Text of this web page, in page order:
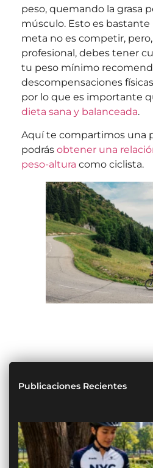
peso, quemando la grasa
músculo. Esto es
meta no es competir,
profesional, debes tener
tu peso mínimo
descompensaciones
por lo que es importante
dieta sana y balanceada.
Aquí te compartimos una
podrás obtener una
peso-altura como ciclista.
Publicaciones Recientes